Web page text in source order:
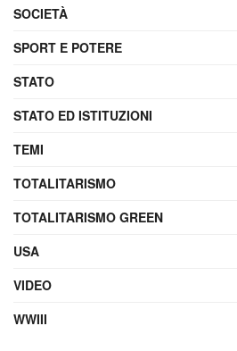
SOCIETÀ
SPORT E POTERE
STATO
STATO ED ISTITUZIONI
TEMI
TOTALITARISMO
TOTALITARISMO GREEN
USA
VIDEO
WWIII